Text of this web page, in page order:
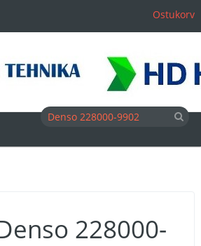
Ostukorv
228000-